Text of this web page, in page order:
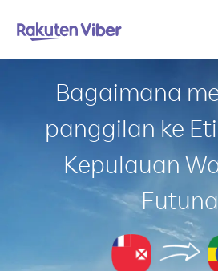
Bagaimana
panggilan ke
Kepulauan
Futuna